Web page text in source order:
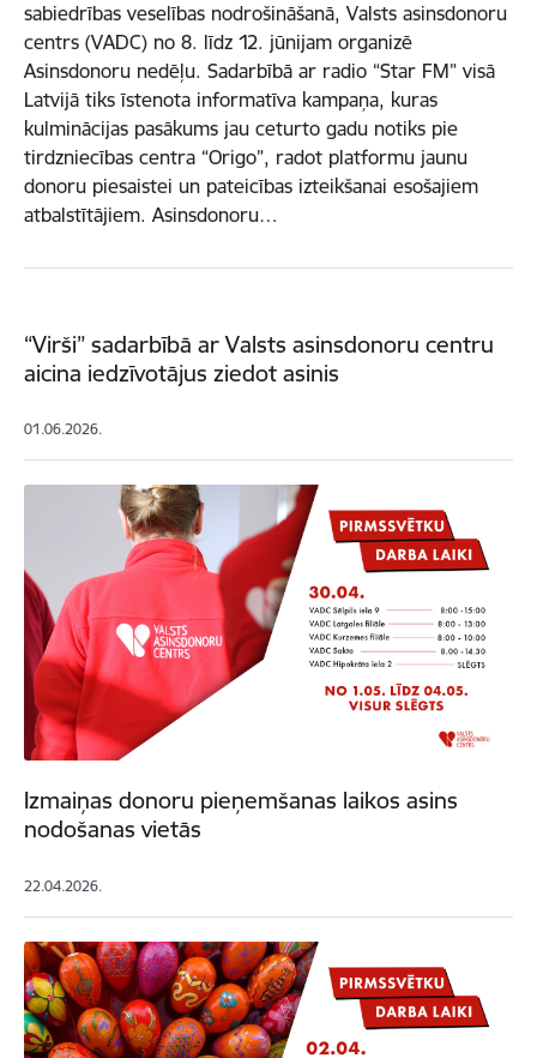
sabiedrības veselības nodrošināšanā, Valsts asinsdonoru
centrs (VADC) no 8. līdz 12. jūnijam organizē
Asinsdonoru nedēļu. Sadarbībā ar radio “Star FM” visā
Latvijā tiks īstenota informatīva kampaņa, kuras
kulminācijas pasākums jau ceturto gadu notiks pie
tirdzniecības centra “Origo”, radot platformu jaunu
donoru piesaistei un pateicības izteikšanai esošajiem
atbalstītājiem. Asinsdonoru…
“Virši” sadarbībā ar Valsts asinsdonoru centru
aicina iedzīvotājus ziedot asinis
01.06.2026.
Izmaiņas donoru pieņemšanas laikos asins
nodošanas vietās
22.04.2026.